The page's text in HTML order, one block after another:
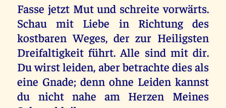
Fasse jetzt Mut und schreite vorwärts.
Schau mit Liebe in Richtung des
kostbaren Weges, der zur Heiligsten
Dreifaltigkeit führt. Alle sind mit dir.
Du wirst leiden, aber betrachte dies als
eine Gnade; denn ohne Leiden kannst
du nicht nahe am Herzen Meines